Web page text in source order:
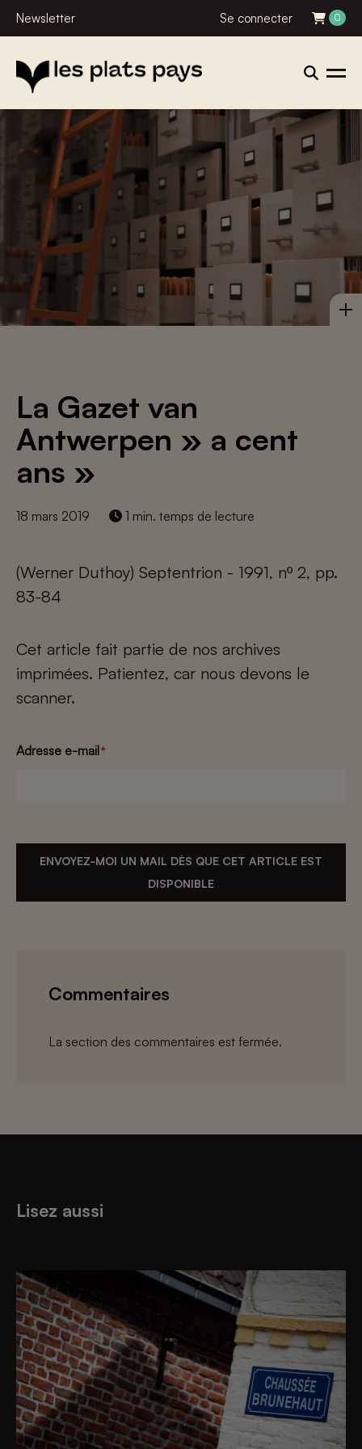
Newsletter Se connecter 0
La Gazet van
Antwerpen » a cent
ans »
18 mars 2019 1 min. temps de lecture
(Werner Duthoy) Septentrion - 1991, nº 2, pp.
83-84
Cet article fait partie de nos archives
imprimées. Patientez, car nous devons le
scanner.
Adresse e-mail*
ENVOYEZ-MOI UN MAIL DÈS QUE CET ARTICLE EST
DISPONIBLE
Commentaires
La section des commentaires est fermée.
Lisez aussi